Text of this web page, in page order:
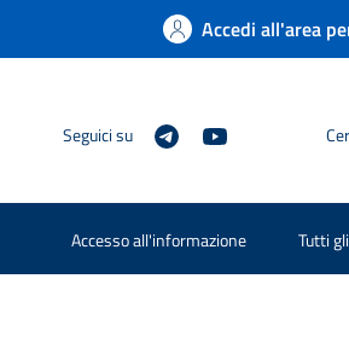
Accedi all'area
Seguici su
Accesso all'informazione Tutti